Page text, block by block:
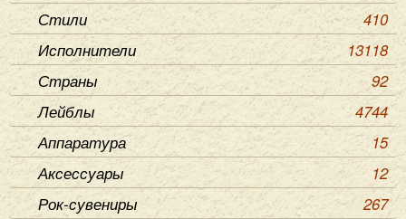
Стили
410
Исполнители
13118
Страны
92
Лейблы
4744
Аппаратура
15
Аксессуары
12
Рок-сувениры
267